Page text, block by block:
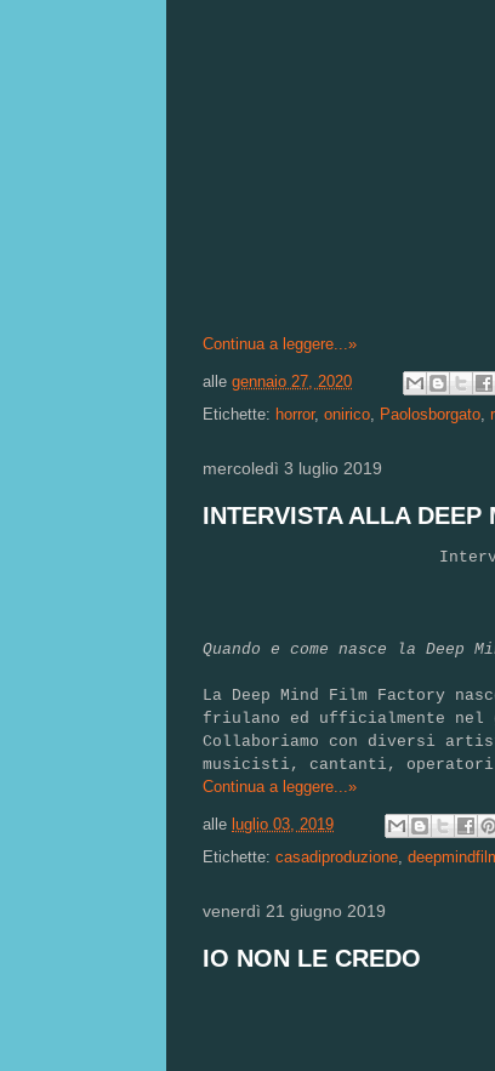
Continua a leggere...»
alle gennaio 27, 2020
Etichette: horror, onirico Paolosborgato
mercoledì 3 luglio 2019
INTERVISTA ALLA DEEP
Quando e come nasce la Deep
La Deep Mind Film Factory
friulano ed ufficialmente nel
Collaboriamo con diversi
musicisti, cantanti,
Continua a leggere...»
alle luglio 03, 2019
Etichette: casadiproduzione
venerdì 21 giugno 2019
IO NON LE CREDO